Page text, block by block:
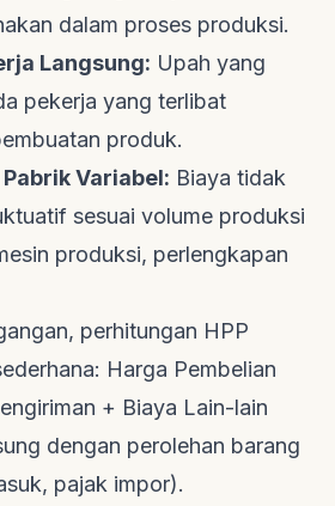
dalam proses produksi.
Langsung: Upah yang
pekerja yang terlibat
produk.
Variabel: Biaya tidak
sesuai volume produksi
produksi, perlengkapan
perhitungan HPP
Harga Pembelian
+ Biaya Lain-lain
dengan perolehan barang
pajak impor).